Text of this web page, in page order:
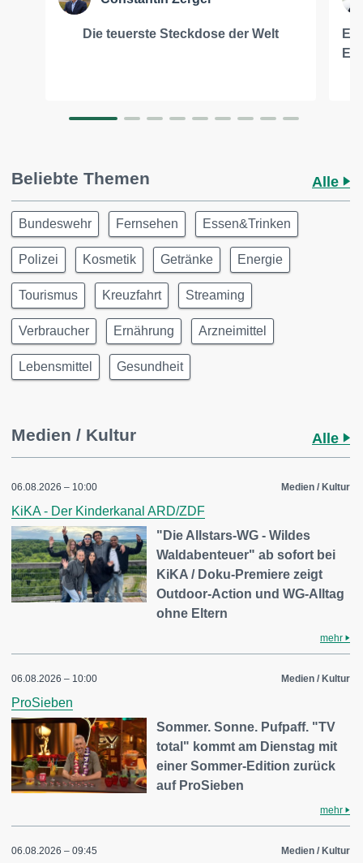
Die teuerste Steckdose der Welt
Beliebte Themen Alle
Bundeswehr Fernsehen Essen&Trinken
Polizei Kosmetik Getränke Energie
Tourismus Kreuzfahrt Streaming
Verbraucher Ernährung Arzneimittel
Lebensmittel Gesundheit
Medien / Kultur Alle
06.08.2026 – 10:00 Medien / Kultur
KiKA - Der Kinderkanal ARD/ZDF
"Die Allstars-WG - Wildes
Waldabenteuer" ab sofort bei
KiKA / Doku-Premiere zeigt
Outdoor-Action und WG-Alltag
ohne Eltern
mehr
06.08.2026 – 10:00 Medien / Kultur
ProSieben
Sommer. Sonne. Pufpaff. "TV
total" kommt am Dienstag mit
einer Sommer-Edition zurück
auf ProSieben
mehr
06.08.2026 – 09:45 Medien / Kultur